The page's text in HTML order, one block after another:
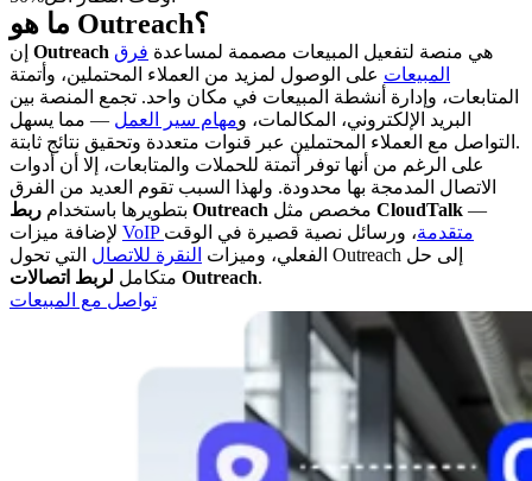
ما هو Outreach؟
Outreach هي منصة لتفعيل المبيعات مصممة لمساعدة فرق
المبيعات على الوصول لمزيد من العملاء المحتملين، وأتمتة
المتابعات، وإدارة أنشطة المبيعات في مكان واحد. تجمع المنصة بين
البريد الإلكتروني، المكالمات، ومهام سير العمل — مما يسهل
التواصل مع العملاء المحتملين عبر قنوات متعددة وتحقيق نتائج ثابتة.
على الرغم من أنها توفر أتمتة للحملات والمتابعات، إلا أن أدوات
الاتصال المدمجة بها محدودة. ولهذا السبب تقوم العديد من الفرق
بتطويرها باستخدام ربط Outreach CloudTalk —
VoIP متقدمة، ورسائل نصية قصيرة في الوقت
الفعلي، وميزات النقرة للاتصال التي تحول Outreach إلى حل
متكامل لربط اتصالات Outreach.
تواصل مع المبيعات